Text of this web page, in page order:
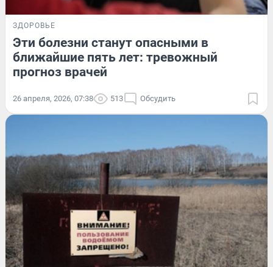
ЗДОРОВЬЕ
Эти болезни станут опасными в
ближайшие пять лет: тревожный
прогноз врачей
26 апреля, 2026, 07:38 513 Обсудить